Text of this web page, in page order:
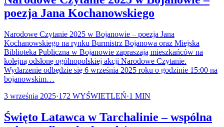
poezja Jana Kochanowskiego
Narodowe Czytanie 2025 w Bojanowie – poezja Jana
Kochanowskiego na rynku Burmistrz Bojanowa oraz Miejska
Biblioteka Publiczna w Bojanowie zapraszają mieszkańców na
kolejną odsłonę ogólnopolskiej akcji Narodowe Czytanie.
Wydarzenie odbędzie się 6 września 2025 roku o godzinie 15:00 na
bojanowskim…
3 września 2025·172 WYŚWIETLEŃ·1 MIN
Święto Latawca w Tarchalinie – wspólna